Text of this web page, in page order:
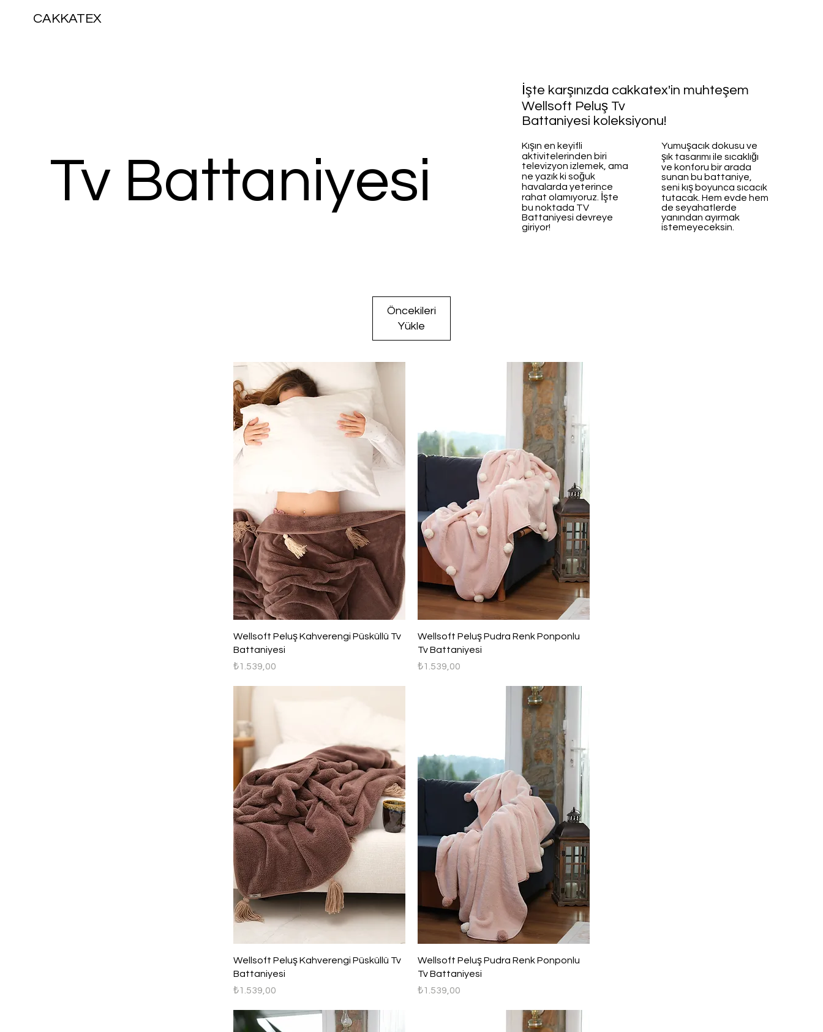
CAKKATEX
Tv Battaniyesi
İşte karşınızda cakkatex'in muhteşem
Wellsoft Peluş Tv
Battaniyesi koleksiyonu!
Kışın en keyifli
aktivitelerinden biri
televizyon izlemek, ama
ne yazık ki soğuk
havalarda yeterince
rahat olamıyoruz. İşte
bu noktada TV
Battaniyesi devreye
giriyor!
Yumuşacık dokusu ve
şık tasarımı ile sıcaklığı
ve konforu bir arada
sunan bu battaniye,
seni kış boyunca sıcacık
tutacak. Hem evde hem
de seyahatlerde
yanından ayırmak
istemeyeceksin.
Öncekileri
Yükle
Hızlı Bakış
Wellsoft Peluş Kahverengi Püsküllü Tv
Battaniyesi
Fiyat
₺1.539,00
Hızlı Bakış
Wellsoft Peluş Pudra Renk Ponponlu
Tv Battaniyesi
Fiyat
₺1.539,00
Hızlı Bakış
Wellsoft Peluş Kahverengi Püsküllü Tv
Battaniyesi
Fiyat
₺1.539,00
Hızlı Bakış
Wellsoft Peluş Pudra Renk Ponponlu
Tv Battaniyesi
Fiyat
₺1.539,00